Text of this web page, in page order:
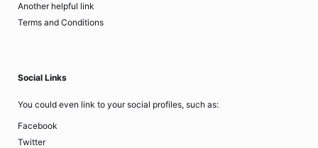
Another helpful link
Terms and Conditions
Social Links
You could even link to your social profiles, such as:
Facebook
Twitter